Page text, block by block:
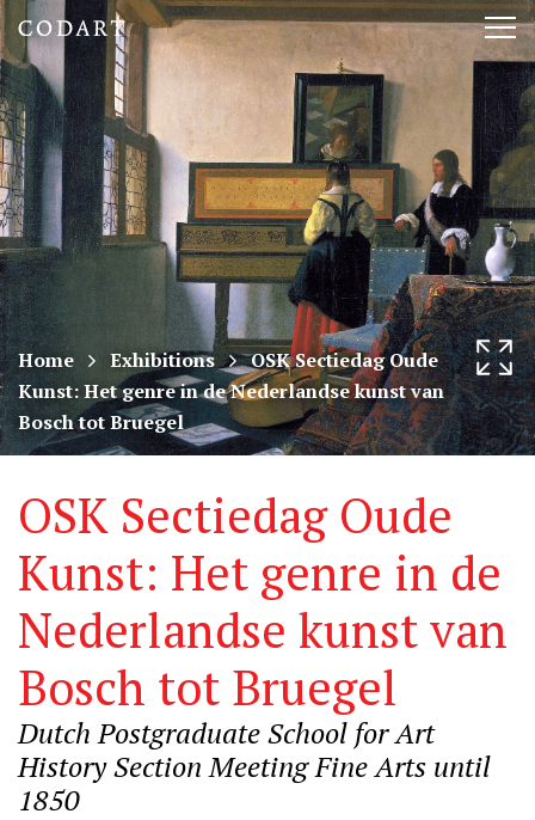
CODART,
Dutch
and
Flemish
art
in
museums
worldwide
Home Exhibitions
OSK Sectiedag Oude
Kunst: Het genre in de Nederlandse kunst van
Bosch tot Bruegel
OSK Sectiedag Oude
Kunst: Het genre in de
Nederlandse kunst van
Bosch tot Bruegel
Dutch Postgraduate School for Art
History Section Meeting Fine Arts until
1850